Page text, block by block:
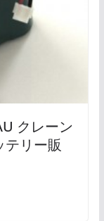
クレーン
テリー販